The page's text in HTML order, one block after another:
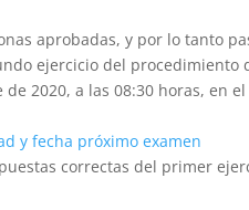
aprobadas, y por lo tanto
ejercicio del procedimiento
2020, a las 08:30 horas, en
y fecha próximo examen
correctas del primer